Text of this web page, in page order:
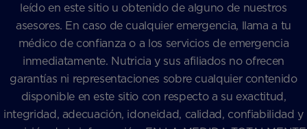
leído en este sitio u obtenido de alguno de nuestros
asesores. En caso de cualquier emergencia, llama a tu
médico de confianza o a los servicios de emergencia
inmediatamente. Nutricia y sus afiliados no ofrecen
garantías ni representaciones sobre cualquier contenido
disponible en este sitio con respecto a su exactitud,
integridad, adecuación, idoneidad, calidad, confiabilidad y